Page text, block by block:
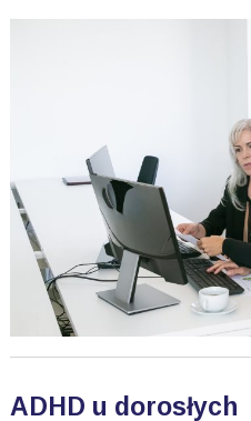
ADHD u dorosłych